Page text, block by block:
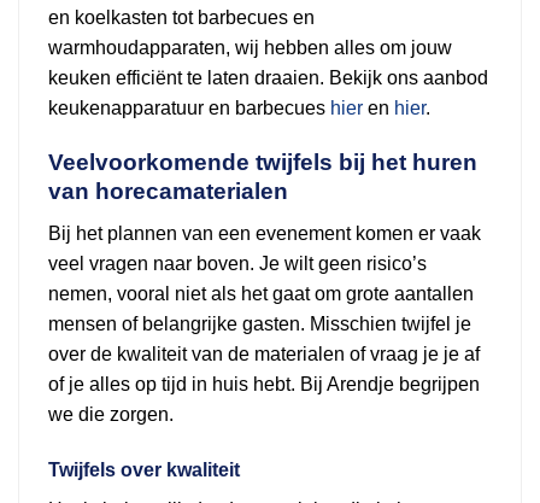
en koelkasten tot barbecues en
warmhoudapparaten, wij hebben alles om jouw
keuken efficiënt te laten draaien. Bekijk ons aanbod
keukenapparatuur en barbecues hier en hier.
Veelvoorkomende twijfels bij het huren
van horecamaterialen
Bij het plannen van een evenement komen er vaak
veel vragen naar boven. Je wilt geen risico’s
nemen, vooral niet als het gaat om grote aantallen
mensen of belangrijke gasten. Misschien twijfel je
over de kwaliteit van de materialen of vraag je je af
of je alles op tijd in huis hebt. Bij Arendje begrijpen
we die zorgen.
Twijfels over kwaliteit